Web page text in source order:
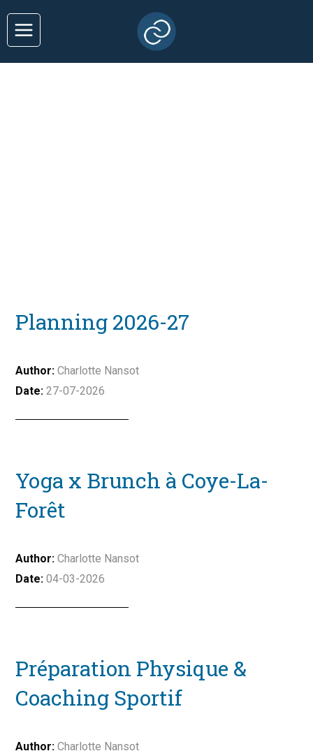
Planning 2026-27
Charlotte Nansot
27-07-2026
Yoga x Brunch à Coye-La-
Forêt
Charlotte Nansot
04-03-2026
Préparation Physique &
Coaching Sportif
Charlotte Nansot